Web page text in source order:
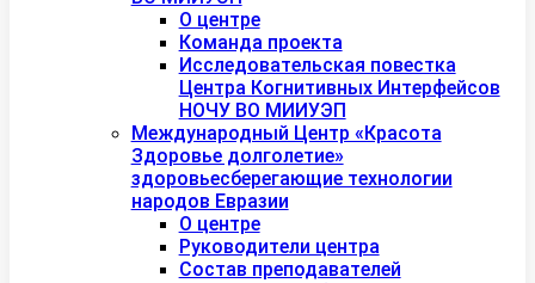
О центре
Команда проекта
Исследовательская повестка
Центра Когнитивных Интерфейсов
НОЧУ ВО МИИУЭП
Международный Центр «Красота
Здоровье долголетие»
здоровьесберегающие технологии
народов Евразии
О центре
Руководители центра
Состав преподавателей